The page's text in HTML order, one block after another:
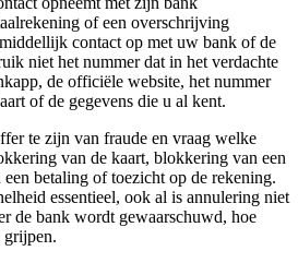
of een overschrijving
contact op met uw bank of de
niet het nummer dat in het verdachte
de officiële website, het nummer
of de gegevens die u al kent.
te zijn van fraude en vraag welke
van de kaart, blokkering van een
betaling of toezicht op de rekening.
essentieel, ook al is annulering niet
de bank wordt gewaarschuwd, hoe
grijpen.